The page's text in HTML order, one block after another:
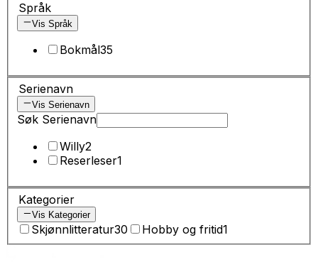
Språk
Vis Språk
Bokmål35
Serienavn
Vis Serienavn
Søk Serienavn
Willy2
Reserleser1
Kategorier
Vis Kategorier
Skjønnlitteratur30 Hobby og fritid1